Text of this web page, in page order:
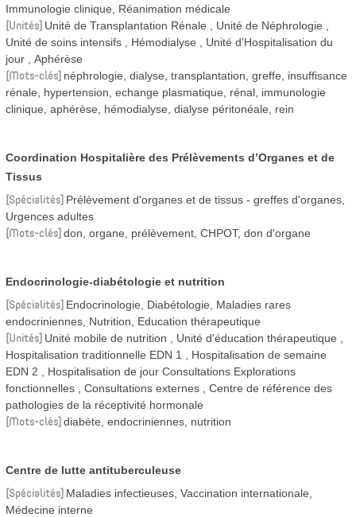
Immunologie clinique, Réanimation médicale
Unités Unité de Transplantation Rénale
Unité de Néphrologie
Unité de soins intensifs
Hémodialyse
Unité d'Hospitalisation du
jour
Aphérèse
Mots-clés néphrologie, dialyse, transplantation, greffe, insuffisance
rénale, hypertension, echange plasmatique, rénal, immunologie
clinique, aphérèse, hémodialyse, dialyse péritonéale, rein
Coordination Hospitalière des Prélèvements d’Organes et de
Tissus
Spécialités Prélèvement d'organes et de tissus - greffes d'organes,
Urgences adultes
Mots-clés don, organe, prélèvement, CHPOT, don d'organe
Endocrinologie-diabétologie et nutrition
Spécialités Endocrinologie, Diabétologie, Maladies rares
endocriniennes, Nutrition, Education thérapeutique
Unités Unité mobile de nutrition
Unité d'éducation thérapeutique
Hospitalisation traditionnelle EDN 1
Hospitalisation de semaine
EDN 2
Hospitalisation de jour Consultations Explorations
fonctionnelles
Consultations externes
Centre de référence des
pathologies de la réceptivité hormonale
Mots-clés diabète, endocriniennes, nutrition
Centre de lutte antituberculeuse
Spécialités Maladies infectieuses, Vaccination internationale,
Médecine interne